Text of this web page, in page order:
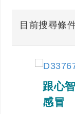
目前搜尋條
跟心
感冒